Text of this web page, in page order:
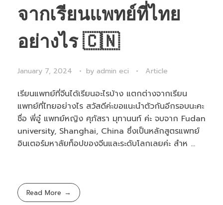
จากเรียนแพทย์ที่ไทย
อย่างไร 🇨🇳
January 7, 2024 by admin eci Article
เรียนแพทย์ที่จีนได้เรียนอะไรบ้าง แตกต่างจากเรียน
แพทย์ที่ไทยอย่างไร สวัสดีค่ะขอแนะนำตัวกันอีกรอบนะคะ
ชื่อ พี่อู๋ แพทย์หญิง ศุภัสรา มุทานนท์ ค่ะ จบจาก Fudan
university, Shanghai, China ซึ่งเป็นหลักสูตรแพทย์
อินเตอร์มหาลัยท็อปของจีนและระดับโลกเลยค่ะ สำห ...
Read More